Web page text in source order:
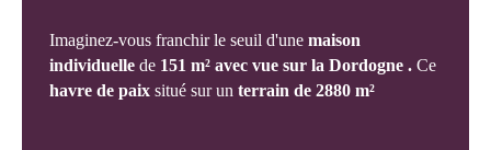
Imaginez-vous franchir le seuil d'une maison
individuelle de 151 m² avec vue sur la Dordogne . Ce
havre de paix situé sur un terrain de 2880 m²